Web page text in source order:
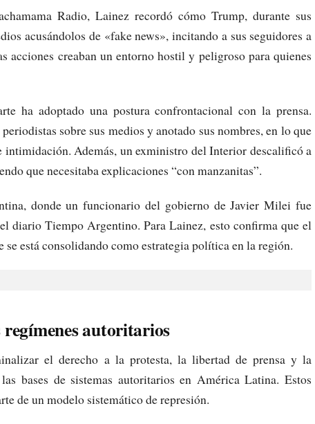
Radio, Lainez recordó cómo Trump, durante sus
acusándolos de «fake news», incitando a sus seguidores a
acciones creaban un entorno hostil y peligroso para quienes
ha adoptado una postura confrontacional con la prensa.
sobre sus medios y anotado sus nombres, en lo que
intimidación. Además, un exministro del Interior descalificó a
que necesitaba explicaciones “con manzanitas”.
donde un funcionario del gobierno de Javier Milei fue
diario Tiempo Argentino. Para Lainez, esto confirma que el
se está consolidando como estrategia política en la región.
autoritarios
el derecho a la protesta, la libertad de prensa y la
bases de sistemas autoritarios en América Latina. Estos
de un modelo sistemático de represión.